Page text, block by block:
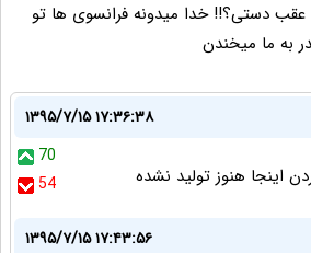
عقب دستی؟!! خدا میدونه فرانسوی ها تو
به ما میخندن
۱۳۹۵/۷/۱۵ ۱۷:۳۶:۳۸
70
54
اینجا هنوز تولید نشده
۱۳۹۵/۷/۱۵ ۱۷:۴۳:۵۶